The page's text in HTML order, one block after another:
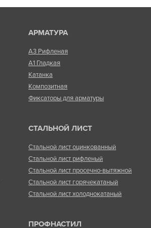
АРМАТУРА
А3 Рифленая
А1 Гладкая
Катанка
Композитная
Фиксаторы для арматуры
СТАЛЬНОЙ ЛИСТ
Стальной лист оцинкованный
Стальной лист рифленый
Стальной лист просечно-вытяжной
Стальной лист горячекатаный
Стальной лист холоднокатаный
ПРОФНАСТИЛ